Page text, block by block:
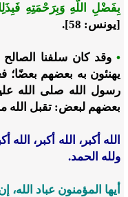
بِفَضْلِ اللَّهِ وَبِرَحْمَتِهِ
[يونس: 58].
• وقد كان سلفنا
يهنئون به بعضهم
رسول الله صلى الله
بعضهم لبعض: تقبل الله
الله أكبر، الله أكبر، الله
ولله الحمد.
أيها المؤمنون عباد الله،